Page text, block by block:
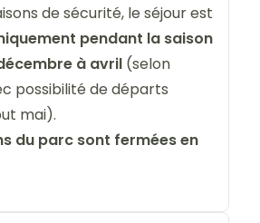
de sécurité, le séjour est
pendant la saison
à avril (selon
possibilité de départs
mai).
du parc sont fermées en